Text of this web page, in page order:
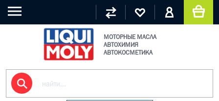
МОТОРНЫЕ МАСЛА
АВТОХИМИЯ
АВТОКОСМЕТИКА